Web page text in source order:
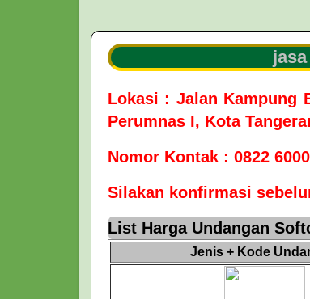
Lokasi : Jalan Kampung
Perumnas I, Kota
Nomor Kontak : 0822
Silakan konfirmasi
List Harga Undangan
Jenis + Kode